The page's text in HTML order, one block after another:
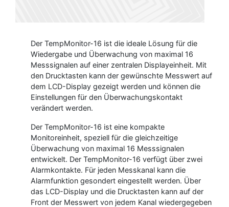
Der TempMonitor-16 ist die ideale Lösung für die
Wiedergabe und Überwachung von maximal 16
Messsignalen auf einer zentralen Displayeinheit. Mit
den Drucktasten kann der gewünschte Messwert auf
dem LCD-Display gezeigt werden und können die
Einstellungen für den Überwachungskontakt
verändert werden.
Der TempMonitor-16 ist eine kompakte
Monitoreinheit, speziell für die gleichzeitige
Überwachung von maximal 16 Messsignalen
entwickelt. Der TempMonitor-16 verfügt über zwei
Alarmkontakte. Für jeden Messkanal kann die
Alarmfunktion gesondert eingestellt werden. Über
das LCD-Display und die Drucktasten kann auf der
Front der Messwert von jedem Kanal wiedergegeben